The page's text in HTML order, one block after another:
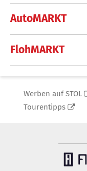
AutoMARKT
FlohMARKT
Werben auf STOL
Tourentipps